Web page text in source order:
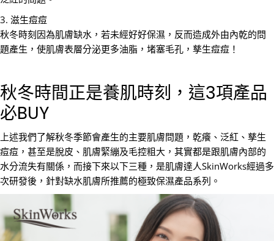
3. 滋生痘痘
秋冬時刻因為肌膚缺水，若未經好好保濕，反而造成外由內乾的問
題產生，使肌膚表層分泌更多油脂，堵塞毛孔，孳生痘痘！
秋冬時間正是養肌時刻，這3項產品
必BUY
上述我們了解秋冬季節會產生的主要肌膚問題，乾癢、泛紅、孳生
痘痘，甚至是脫皮、肌膚緊繃及毛控粗大，其實都是跟肌膚內部的
水分流失有關係，而接下來以下三種，是肌膚達人SkinWorks經過多
次研發後，針對缺水肌膚所推薦的極致保濕產品系列。